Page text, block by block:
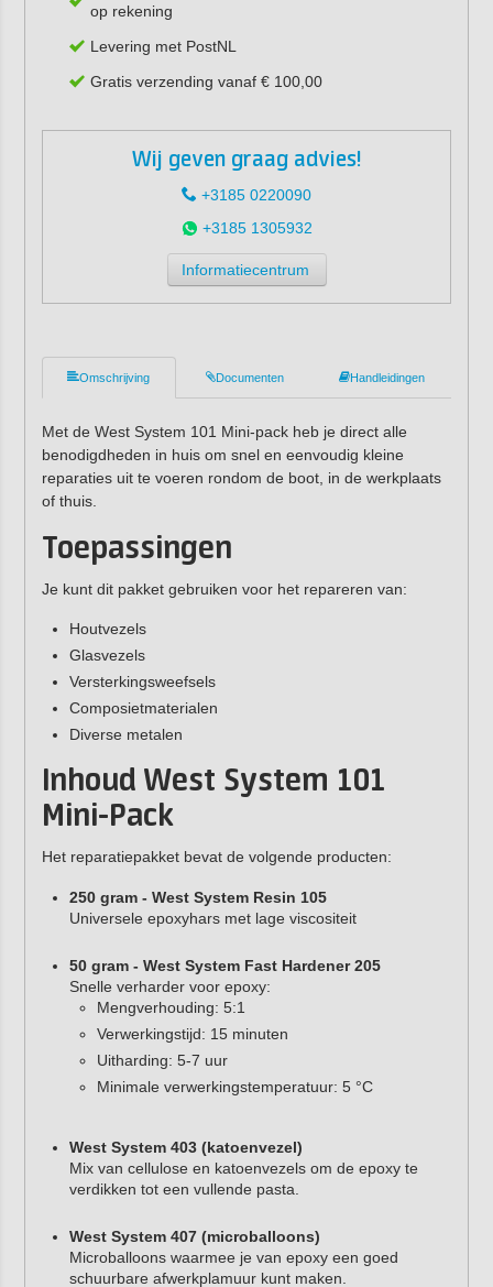
op rekening
Levering met PostNL
Gratis verzending vanaf € 100,00
Wij geven graag advies!
+3185 0220090
+3185 1305932
Informatiecentrum
Omschrijving Documenten Handleidingen
Met de West System 101 Mini-pack heb je direct alle
benodigdheden in huis om snel en eenvoudig kleine
reparaties uit te voeren rondom de boot, in de werkplaats
of thuis.
Toepassingen
Je kunt dit pakket gebruiken voor het repareren van:
Houtvezels
Glasvezels
Versterkingsweefsels
Composietmaterialen
Diverse metalen
Inhoud West System 101
Mini-Pack
Het reparatiepakket bevat de volgende producten:
250 gram - West System Resin 105
Universele epoxyhars met lage viscositeit
50 gram - West System Fast Hardener 205
Snelle verharder voor epoxy:
Mengverhouding: 5:1
Verwerkingstijd: 15 minuten
Uitharding: 5-7 uur
Minimale verwerkingstemperatuur: 5 °C
West System 403 (katoenvezel)
Mix van cellulose en katoenvezels om de epoxy te
verdikken tot een vullende pasta.
West System 407 (microballoons)
Microballoons waarmee je van epoxy een goed
schuurbare afwerkplamuur kunt maken.